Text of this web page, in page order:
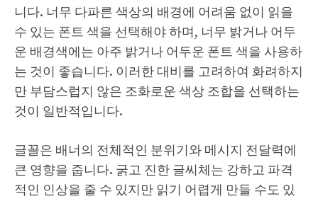
니다. 너무 다파른 색상의 배경에 어려움 없이 읽을
수 있는 폰트 색을 선택해야 하며, 너무 밝거나 어두
운 배경색에는 아주 밝거나 어두운 폰트 색을 사용하
는 것이 좋습니다. 이러한 대비를 고려하여 화려하지
만 부담스럽지 않은 조화로운 색상 조합을 선택하는
것이 일반적입니다.
글꼴은 배너의 전체적인 분위기와 메시지 전달력에
큰 영향을 줍니다. 굵고 진한 글씨체는 강하고 파격
적인 인상을 줄 수 있지만 읽기 어렵게 만들 수도 있